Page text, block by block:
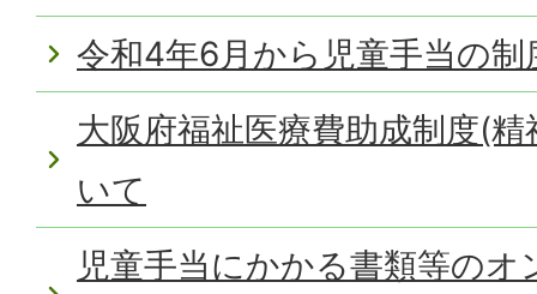
令和4年6月から児童手当の
大阪府福祉医療費助成制度(
いて
児童手当にかかる書類等の